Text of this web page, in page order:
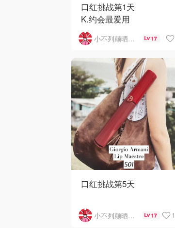
口红挑战第1天
K.约会最爱用
🌟断货王小胖丁506柔雾
不管白皮还是黄皮通通都
hold住❤️
豆沙粉色低调优雅
小不列颠晒晒君 17
口红挑战第5天
K. 约会最爱用
小不列颠晒晒君 17 1